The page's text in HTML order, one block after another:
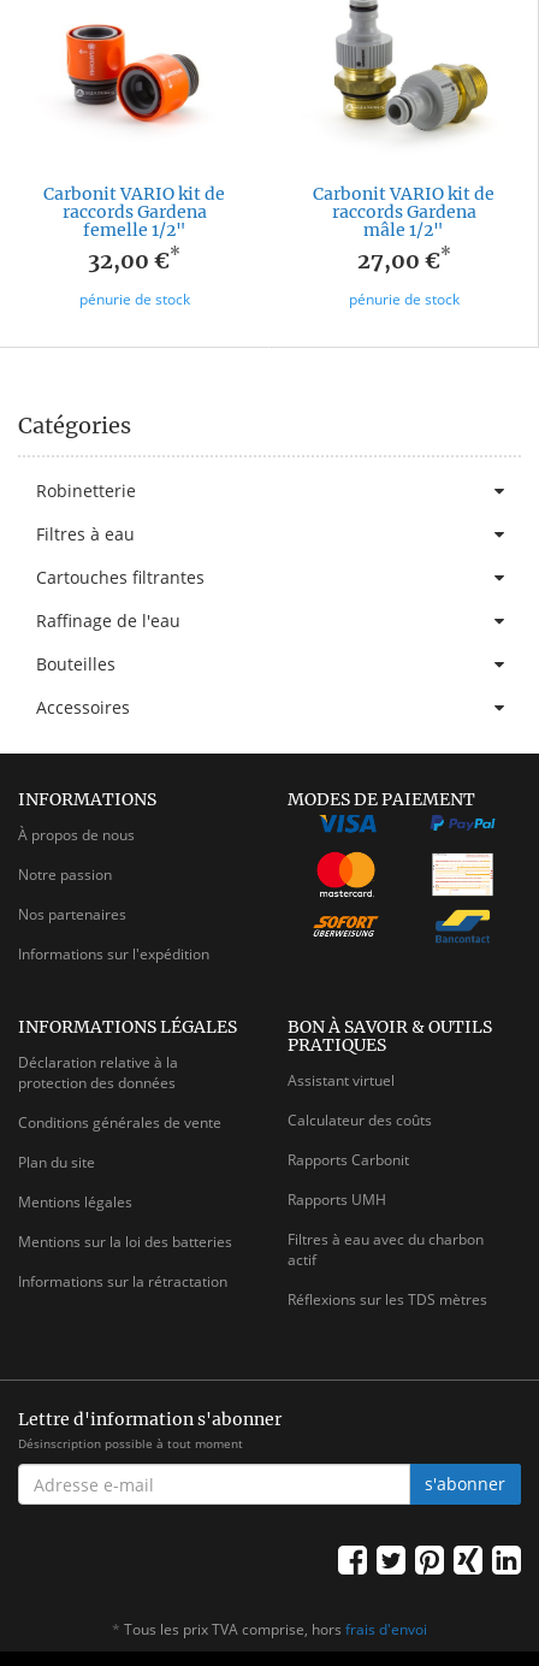
Carbonit VARIO kit de
raccords Gardena
femelle 1/2"
32,00 €*
pénurie de stock
Carbonit VARIO kit de
raccords Gardena
mâle 1/2"
27,00 €*
pénurie de stock
Catégories
Robinetterie
Filtres à eau
Cartouches filtrantes
Raffinage de l'eau
Bouteilles
Accessoires
INFORMATIONS
À propos de nous
Notre passion
Nos partenaires
Informations sur l'expédition
MODES DE PAIEMENT
INFORMATIONS LÉGALES
Déclaration relative à la
protection des données
Conditions générales de vente
Plan du site
Mentions légales
Mentions sur la loi des batteries
Informations sur la rétractation
BON À SAVOIR & OUTILS
PRATIQUES
Assistant virtuel
Calculateur des coûts
Rapports Carbonit
Rapports UMH
Filtres à eau avec du charbon
actif
Réflexions sur les TDS mètres
Lettre d'information s'abonner
Désinscription possible à tout moment
ADRESSE
s'abonner
* Tous les prix TVA comprise, hors frais d'envoi